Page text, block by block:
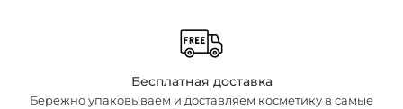
Бесплатная доставка
Бережно упаковываем и доставляем косметику в самые